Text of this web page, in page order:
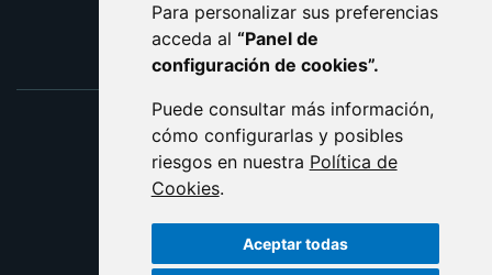
Para personalizar sus preferencias
acceda al “Panel de
configuración de cookies”.
Puede consultar más información,
cómo configurarlas y posibles
riesgos en nuestra Política de
Cookies.
Aceptar todas